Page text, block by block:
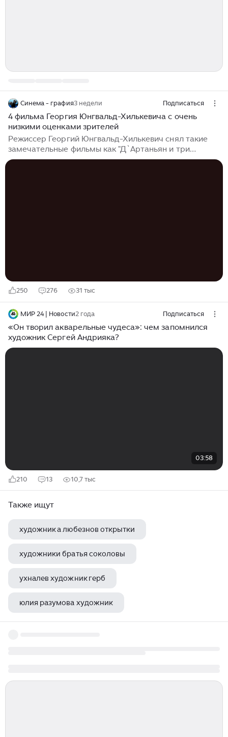
Синема - графия3 недели Подписаться
4 фильма Георгия Юнгвальд-Хилькевича с очень
низкими оценками зрителей
Режиссер Георгий Юнгвальд-Хилькевич снял такие
замечательные фильмы как "Д`Артаньян и три
мушкетера", "Выше радуги", "Узник замка Иф", "Ах,
250 276 31 тыс
МИР 24 | Новости2 года Подписаться
«Он творил акварельные чудеса»: чем запомнился
художник Сергей Андрияка?
03:58
210 13 10,7 тыс
Также ищут
художник а любезнов открытки
художники братья соколовы
ухналев художник герб
юлия разумова художник